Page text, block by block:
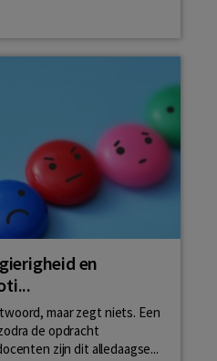
en
maar zegt niets. Een
de opdracht
zijn dit alledaagse...